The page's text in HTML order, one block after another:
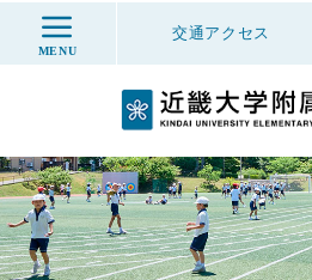
MENU
交通アクセス